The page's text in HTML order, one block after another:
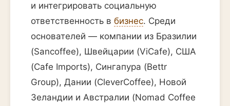
и интегрировать социальную
ответственность в бизнес. Среди
основателей — компании из Бразилии
(Sancoffee), Швейцарии (ViCafe), США
(Cafe Imports), Сингапура (Bettr
Group), Дании (CleverCoffee), Новой
Зеландии и Австралии (Nomad Coffee